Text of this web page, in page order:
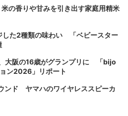
の香りや甘みを引き出す家庭用精米
した2種類の味わい 「ベビースター
大阪の16歳がグランプリに 「bijo
ン2026」リポート
ンド ヤマハのワイヤレススピーカ